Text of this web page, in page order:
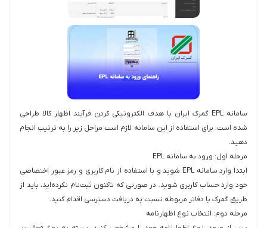
سامانه EPL گمرک ایران با هدف الکترونیکی کردن فرآیند اظهار کالا طراحی
شده است. برای استفاده از این سامانه لازم است مراحل زیر را به ترتیب انجام
دهید.
مرحله اول: ورود به سامانه EPL
ابتدا وارد سامانه EPL شوید و با استفاده از نام کاربری و رمز عبور اختصاصی
خود وارد حساب کاربری شوید. در صورتی که تاکنون ثبت‌نام نکرده‌اید، باید از
طریق گمرک یا دفاتر مربوطه نسبت به دریافت دسترسی اقدام کنید.
مرحله دوم: انتخاب نوع اظهارنامه